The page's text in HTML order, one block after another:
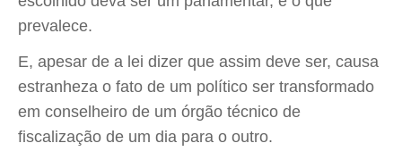
prevalece.
E, apesar de a lei dizer que assim deve ser, causa
estranheza o fato de um político ser transformado
em conselheiro de um órgão técnico de
fiscalização de um dia para o outro.